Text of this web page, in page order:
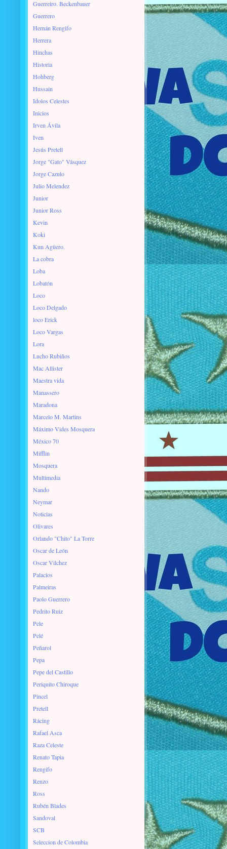
Guerreiro. Beckenbauer
Guerrero
Hernán Rengifo
Herrera
Hinchas
Historia
Hohberg
Hussain
Idolos Celestes
Inicios
Irven Ávila
Iven
Jesús Pretell
Jorge "Gato" Vásquez
Jorge Cazulo
Julio Melendez
Junior
Junior Ross
Kevin
Koki
Kun Agüero.
La cobra
Loba
Lobatón
Loco
Loco Delgado
loco Erick
Loco Vargas
Lora
Lucho Rubiños
Mac Allister
Maestra vida
Manassero
Maradona
Marcelo M. Martins
Máximo Vides Mosquera
México 70
Mifflin
Mosquera
Multimedia
Nando
Neymar
Noticias
Olivares
Orlando "Chito" La Torre
Oscar de León
Oscar Vilchez
Palacios
Palmeiras
Paolo Guerrero
Pedrito Ruiz
Pele
Pelé
Peñarol
Pepa
Pepe del Castillo
Periquito Chiroque
Pincel
Pretell
Rácing
Rafael Asca
Raza Celeste
Renato Tapia
Rengifo
Renzo
Ross
Rubén Blades
Sandoval
SCB
Seleccion de Colombia